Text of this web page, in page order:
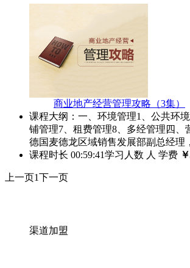
商业地产经营管理攻略（3集）
课程大纲：一、环境管理1、公共环
铺管理7、租费管理8、多经管理四
德国麦德龙区域销售发展部副总经理
课程时长 00:59:41学习人数 人 学费 ￥
上一页1下一页
渠道加盟